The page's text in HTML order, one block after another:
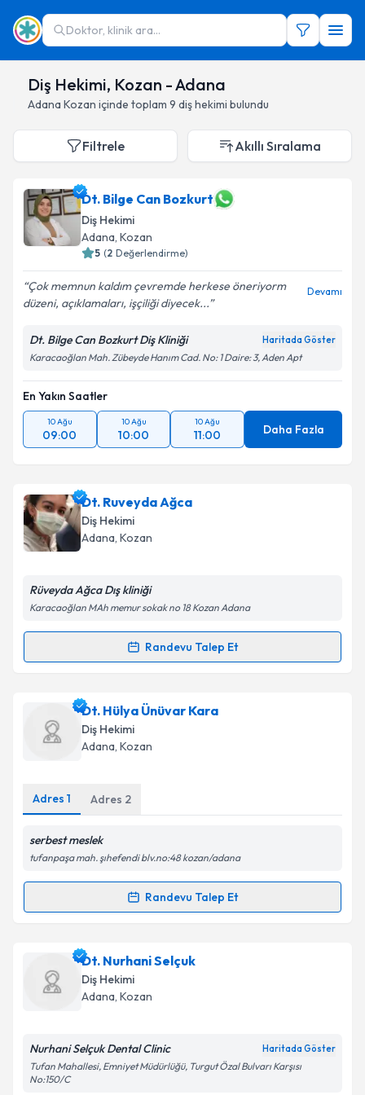
Doktor, klinik ara...
Diş Hekimi, Kozan - Adana
Adana Kozan içinde toplam 9 diş hekimi bulundu
Filtrele Akıllı Sıralama
Dt. Bilge Can Bozkurt
Diş Hekimi
Adana, Kozan
5 (2 Değerlendirme)
Çok memnun kaldım çevremde herkese öneriyorm
düzeni, açıklamaları, işçiliği diyecek...
Devamı
Dt. Bilge Can Bozkurt Diş Kliniği Haritada Göster
Karacaoğlan Mah. Zübeyde Hanım Cad. No: 1 Daire: 3, Aden Apt
En Yakın Saatler
10 Ağu
09:00
10 Ağu
10:00
10 Ağu
11:00 Daha Fazla
Dt. Ruveyda Ağca
Diş Hekimi
Adana, Kozan
Rüveyda Ağca Dış kliniği
Karacaoğlan MAh memur sokak no 18 Kozan Adana
Randevu Talep Et
Randevu Takvimi Talebi
Dt. Ruveyda Ağcaiçin randevu takvimi talebi
oluşturun. Size bu uzmandan randevu almanız için bir
takvim hazırlandığında e-posta ile bilgilendireceğiz.
Kişisel verilerimin işlenmesine ilişkin
kapsamda işlenmesini kabul ediyorum.
Dt. Hülya Ünüvar Kara
Diş Hekimi
Adana, Kozan
Adres 1 Adres 2
serbest meslek
tufanpaşa mah. şıhefendi blv.no:48 kozan/adana
Randevu Talep Et
Randevu Takvimi Talebi
Dt. Hülya Ünüvar Karaiçin randevu takvimi talebi
oluşturun. Size bu uzmandan randevu almanız için bir
takvim hazırlandığında e-posta ile bilgilendireceğiz.
Dt. Nurhani Selçuk
Diş Hekimi
Adana, Kozan
Nurhani Selçuk Dental Clinic Haritada Göster
Tufan Mahallesi, Emniyet Müdürlüğü, Turgut Özal Bulvarı Karşısı
No:150/C